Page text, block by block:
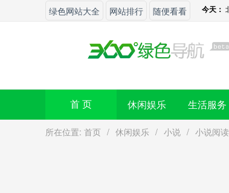
绿色网站大全 网站排行 随便看看
首 页 休闲娱乐 生活服务
所在位置: 首页 / 休闲娱乐 / 小说 / 小说阅读